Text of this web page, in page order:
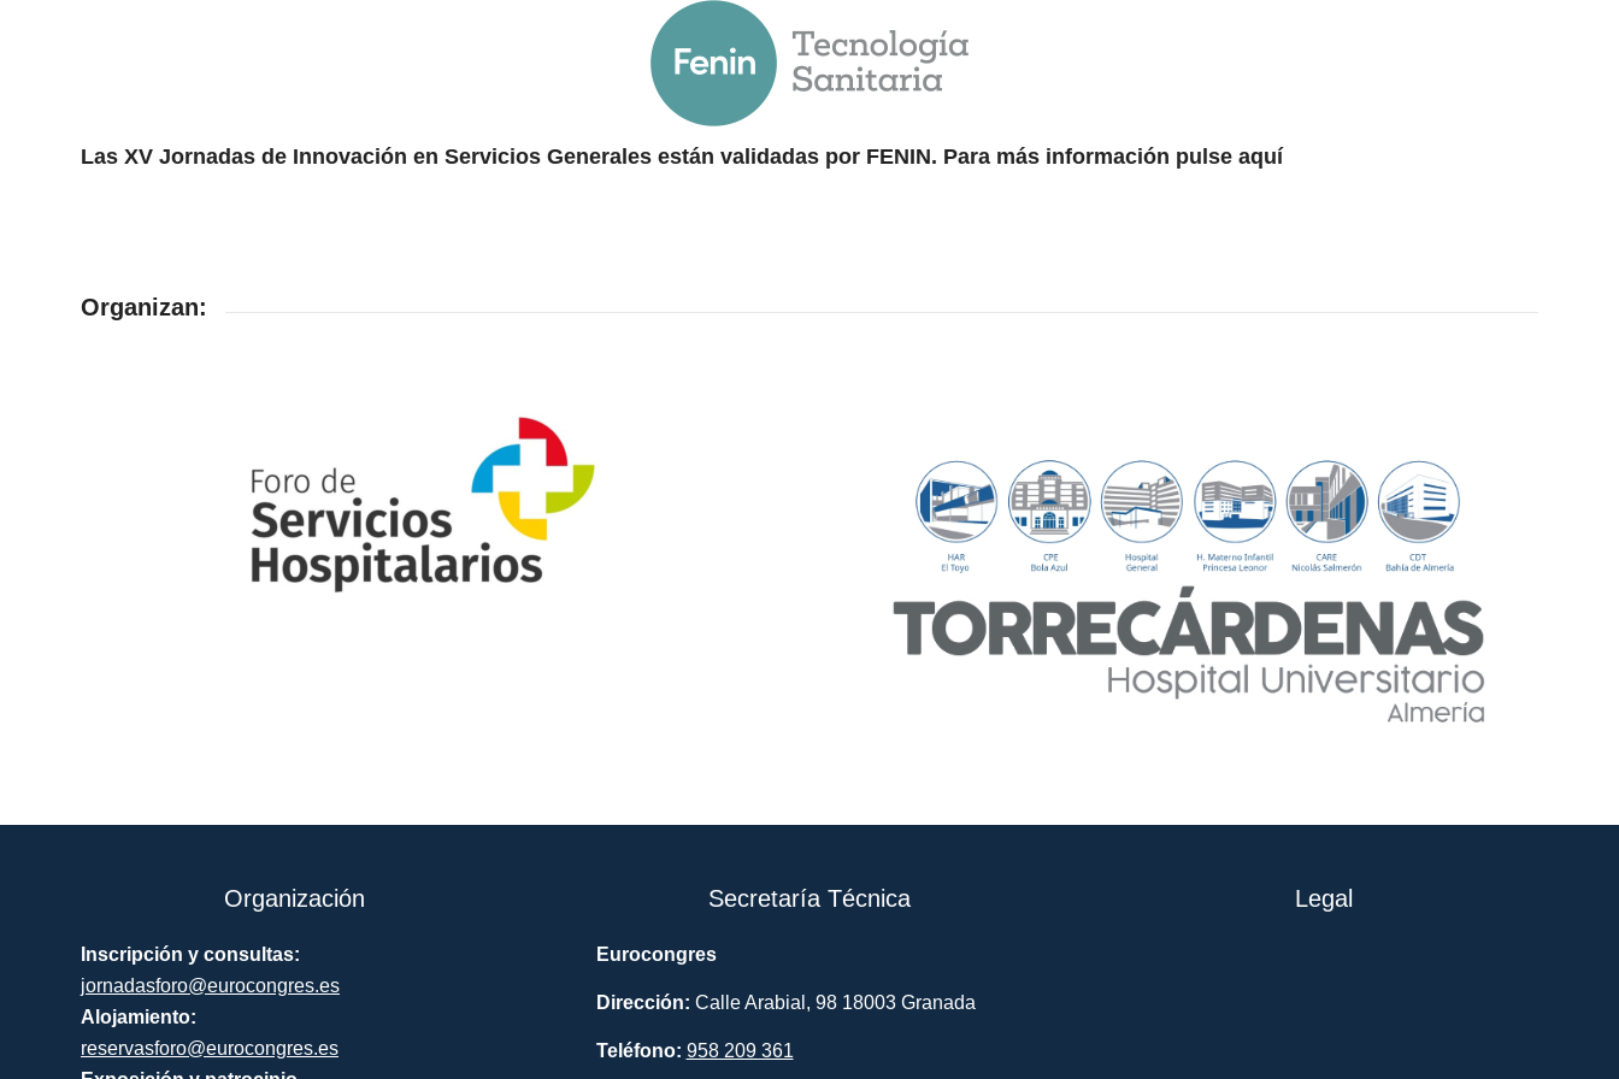
Las XV Jornadas de Innovación en Servicios Generales están validadas por FENIN. Para más información pulse aquí
Organizan:
Organización
Inscripción y consultas:
jornadasforo@eurocongres.es
Alojamiento:
reservasforo@eurocongres.es
Secretaría Técnica
Eurocongres
Dirección: Calle Arabial, 98 18003 Granada
Teléfono: 958 209 361
Legal